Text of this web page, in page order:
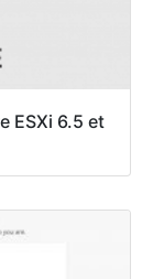
ESXi 6.5 et